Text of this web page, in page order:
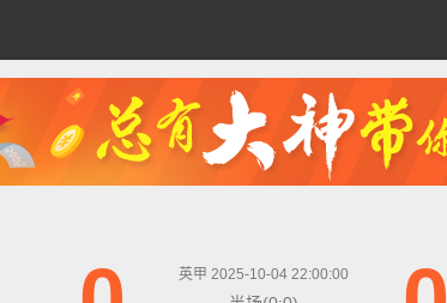
英甲 2025-10-04 22:00:00